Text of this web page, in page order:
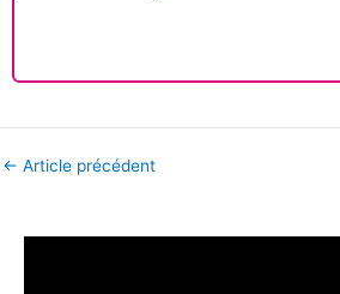
← Article précédent